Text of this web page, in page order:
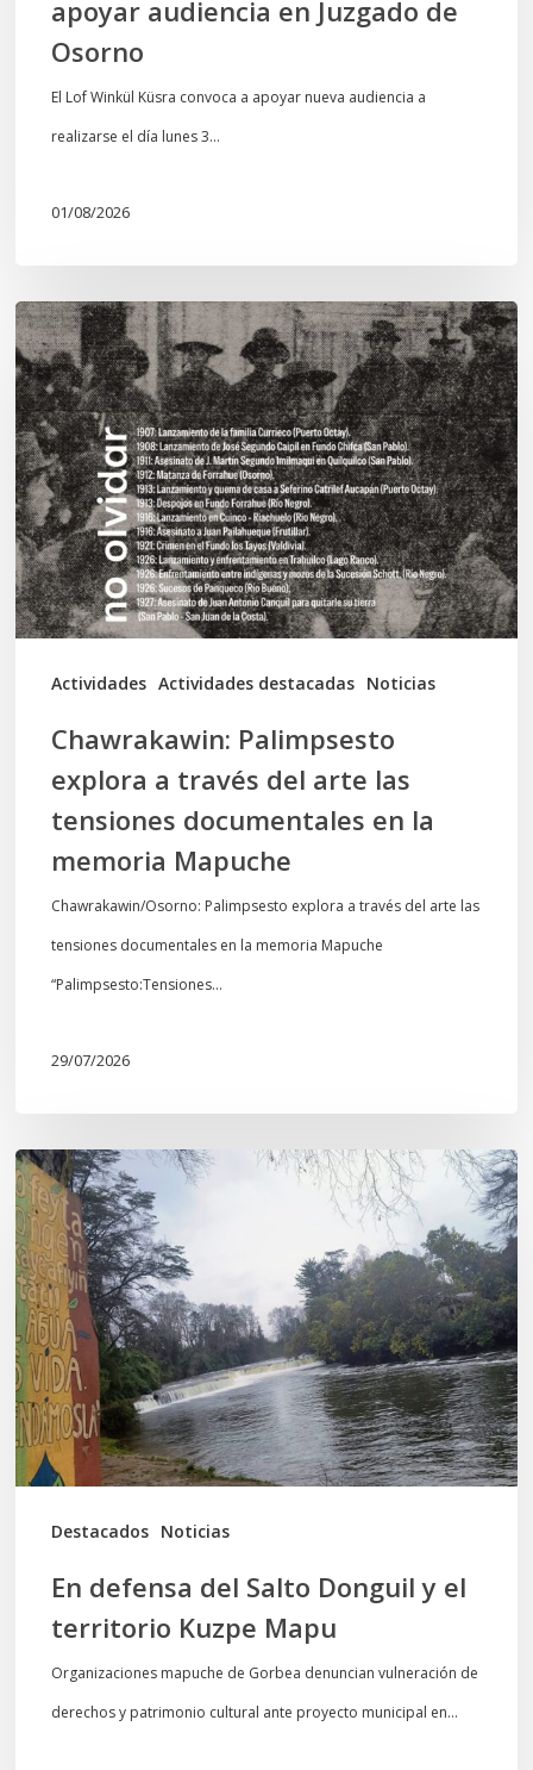
apoyar audiencia en Juzgado de
Osorno
El Lof Winkül Küsra convoca a apoyar nueva audiencia a
realizarse el día lunes 3…
01/08/2026
Actividades Actividades destacadas Noticias
Chawrakawin:
Palimpsesto
explora
a
través
del
arte
las
tensiones
documentales
memoria
Mapuche
Chawrakawin: Palimpsesto
explora a través del arte las
tensiones documentales en la
memoria Mapuche
Chawrakawin/Osorno: Palimpsesto explora a través del arte las
tensiones documentales en la memoria Mapuche
“Palimpsesto:Tensiones…
29/07/2026
Destacados Noticias
En
defensa
del
Salto
Donguil
y
el
territorio
Kuzpe
Mapu
En defensa del Salto Donguil y el
territorio Kuzpe Mapu
Organizaciones mapuche de Gorbea denuncian vulneración de
derechos y patrimonio cultural ante proyecto municipal en…